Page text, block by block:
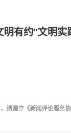
明有约”文明
请遵守 《新闻评论服务协